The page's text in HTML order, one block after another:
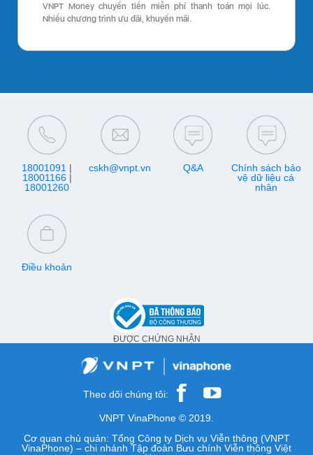
VNPT Money chuyển tiền miễn phí thanh toán mọi lúc.
Nhiều chương trình ưu đãi, khuyến mãi.
18001091 |
18001166|
18001260
cskh@vnpt.vn Q&A
Chính sách bảo
vệ dữ liệu cá
nhân
Điều khoản
ĐƯỢC CHỨNG NHẬN
Theo dõi chúng tôi:
VNPT VinaPhone © 2019.
Cơ quan chủ quản: Tổng Công ty Dịch vụ Viễn thông (VNPT
VinaPhone) – chi nhánh Tập đoàn Bưu chính Viễn thông Việt